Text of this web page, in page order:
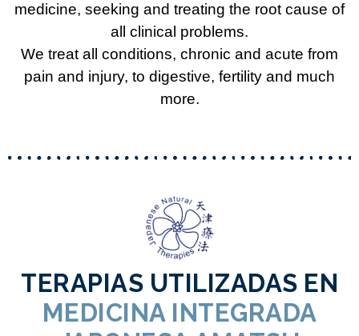
medicine, seeking and treating the root cause of
all clinical problems.
We treat all conditions, chronic and acute from
pain and injury, to digestive, fertility and much
more.
TERAPIAS UTILIZADAS EN
MEDICINA INTEGRADA